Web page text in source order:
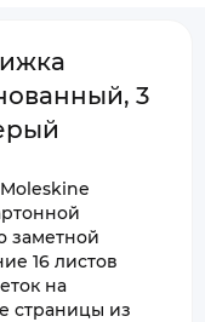
3
заметной
16 листов
на
страницы из